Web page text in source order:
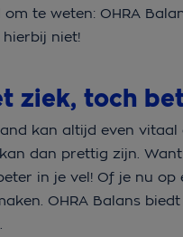
om te weten: OHRA
niet!
ziek, toch
kan altijd even vitaal
dan prettig zijn.
in je vel! Of je nu
OHRA Balans